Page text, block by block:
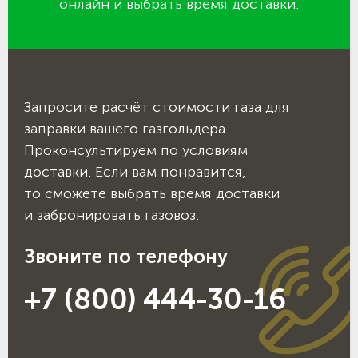
онлайн и выбрать время доставки.
Запросите расчёт стоимости газа для
заправки вашего газгольдера.
Проконсультируем по условиям
доставки. Если вам понравится,
то сможете выбрать время доставки
и забронировать газовоз.
Звоните по телефону
+7 (800) 444-30-16